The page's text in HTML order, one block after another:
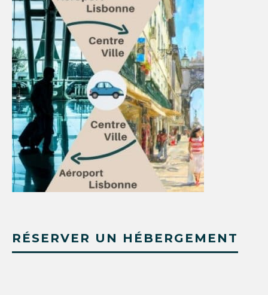
RÉSERVER UN HÉBERGEMENT